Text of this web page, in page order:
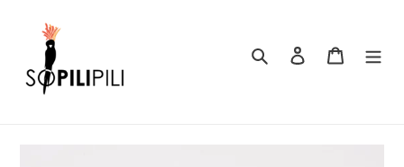
RechercherSe connecter
Panier